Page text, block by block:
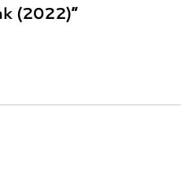
(2022)”